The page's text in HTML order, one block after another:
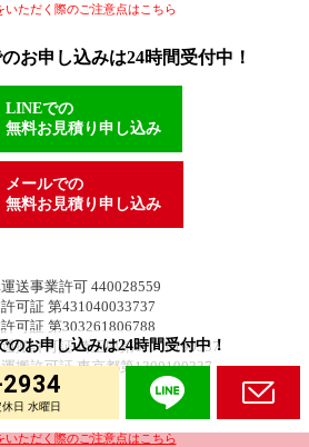
ただく際のご注意点はこちら
お申し込みは24時間受付中！
LINEでの
無料お見積り申し込み
メールでの
無料お見積り申し込み
送事業許可 440028559
可証 第431040033737
可証 第303261806788
搬許可証 埼玉県第01100190337
搬許可証 東京都第1300190337
のお申し込みは24時間受付中！
日 水曜日
ただく際のご注意点はこちら